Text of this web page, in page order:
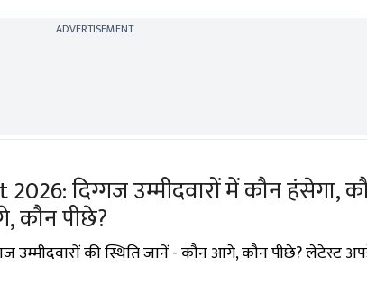
ADVERTISEMENT
दिग्गज उम्मीदवारों में कौन हंसेगा,
कौन पीछे?
उम्मीदवारों की स्थिति जानें - कौन आगे, कौन पीछे? लेटेस्ट